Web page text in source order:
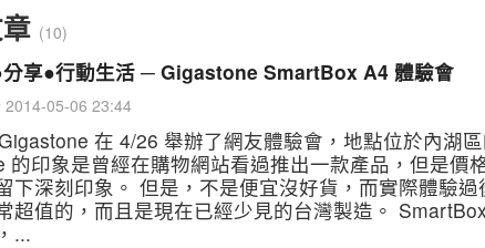
(10)
享●行動生活 ─ Gigastone SmartBox A4 體驗會
2014-05-06 23:44
在 4/26 舉辦了網友體驗會，地點位於內湖
的印象是曾經在購物網站看過推出一款產品，但是價
下深刻印象。 但是，不是便宜沒好貨，而實際體驗
超值的，而且是現在已經少見的台灣製造。
...